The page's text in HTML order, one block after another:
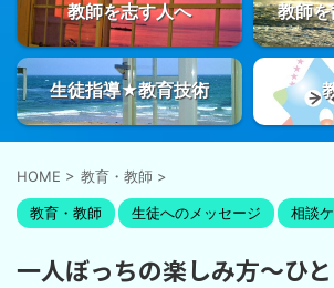
教師を志す人へ 教師
生徒指導★教育技術
HOME > 教育・教師 >
教育・教師 生徒へのメッセージ 相談
一人ぼっちの楽しみ方～ひ